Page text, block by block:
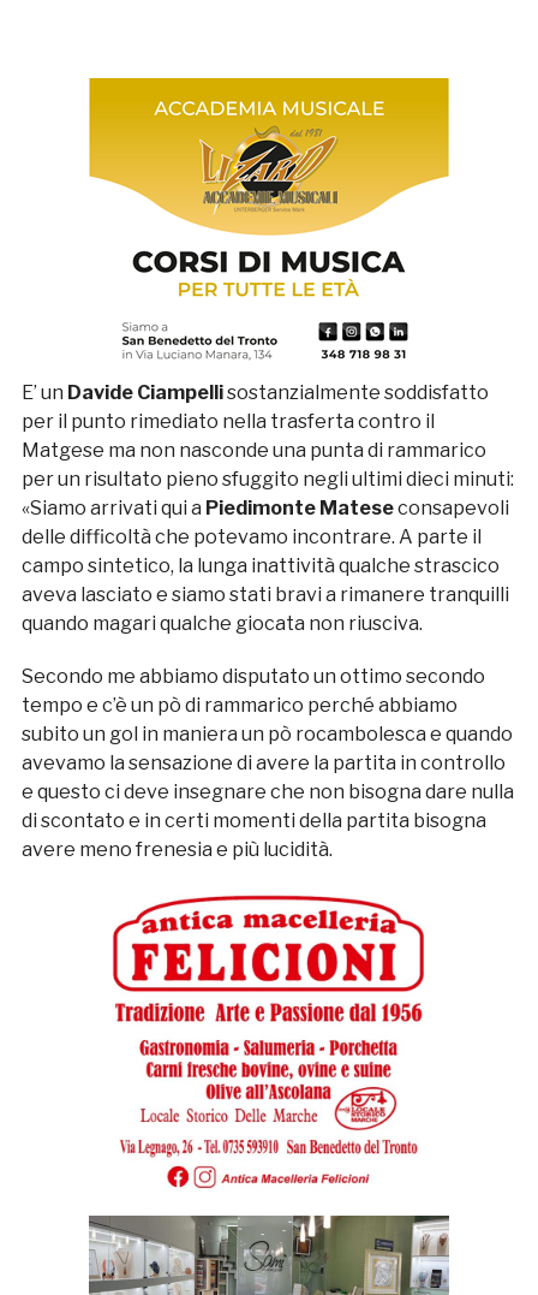
E’ un Davide Ciampellisostanzialmente soddisfatto
per il punto rimediato nella trasferta contro il
Matgese ma non nasconde una punta di rammarico
per un risultato pieno sfuggito negli ultimi dieci minuti:
«Siamo arrivati qui a Piedimonte Mateseconsapevoli
delle difficoltà che potevamo incontrare. A parte il
campo sintetico, la lunga inattività qualche strascico
aveva lasciato e siamo stati bravi a rimanere tranquilli
quando magari qualche giocata non riusciva.
Secondo me abbiamo disputato un ottimo secondo
tempo e c’è un pò di rammarico perché abbiamo
subito un gol in maniera un pò rocambolesca e quando
avevamo la sensazione di avere la partita in controllo
e questo ci deve insegnare che non bisogna dare nulla
di scontato e in certi momenti della partita bisogna
avere meno frenesia e più lucidità.